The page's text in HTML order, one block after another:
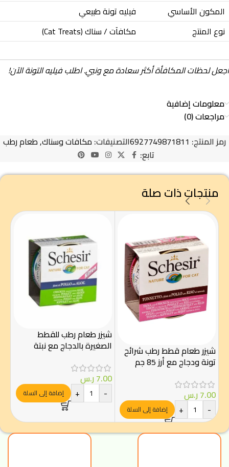
المكون الأساسي
فيليه تونة طبيعي
نوع المنتج
مكافآت / سناك (Cat Treats)
اجعل لحظات المكافأة أكثر سعادة مع ونبي. اطلب فيليه التونة الآن!
معلومات إضافية
مراجعات (0)
رمز المنتج: 6927749871811التصنيفات: مكافات وسناك,طعام رطب
تابع:
منتجات ذات صلة
شيزر طعام قطط رطب شرائح
تونة ودجاج مع أرز 85 جم
7.00ر.س
-
+ إضافة إلى السلة
شيزر طعام رطب للقطط
الصغيرة بالدجاج مع نبتة
7.00ر.س
-
+ إضافة إلى السلة